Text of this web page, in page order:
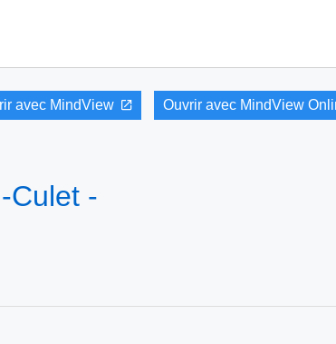
avec MindView Ouvrir avec MindView
Culet -